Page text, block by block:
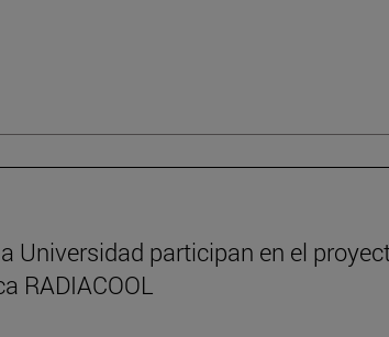
Universidad participan en el
RADIACOOL